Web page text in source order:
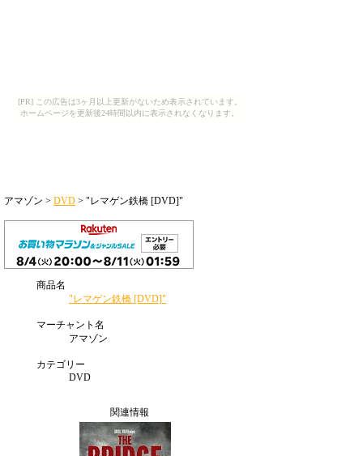
[PR] この広告は3ヶ月以上更新がないため表示されています。
ホームページを更新後24時間以内に表示されなくなります。
アマゾン > DVD > "レマゲン鉄橋 [DVD]"
商品名
"レマゲン鉄橋 [DVD]"
マーチャント名
アマゾン
カテゴリー
DVD
関連情報